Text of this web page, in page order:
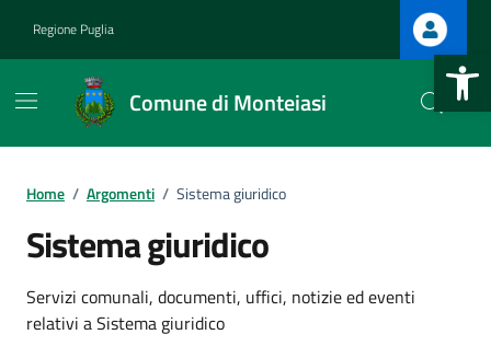
Apri la
Regione Puglia
Comune di Monteiasi
Home / Argomenti / Sistema giuridico
Sistema giuridico
Dettagli dell'argomento
Servizi comunali, documenti, uffici, notizie ed eventi
relativi a Sistema giuridico